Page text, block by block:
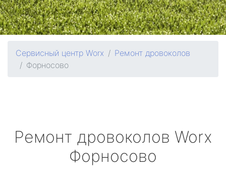
Сервисный центр Worx
Ремонт дровоколов
Форносово
Ремонт дровоколов Worx
Форносово